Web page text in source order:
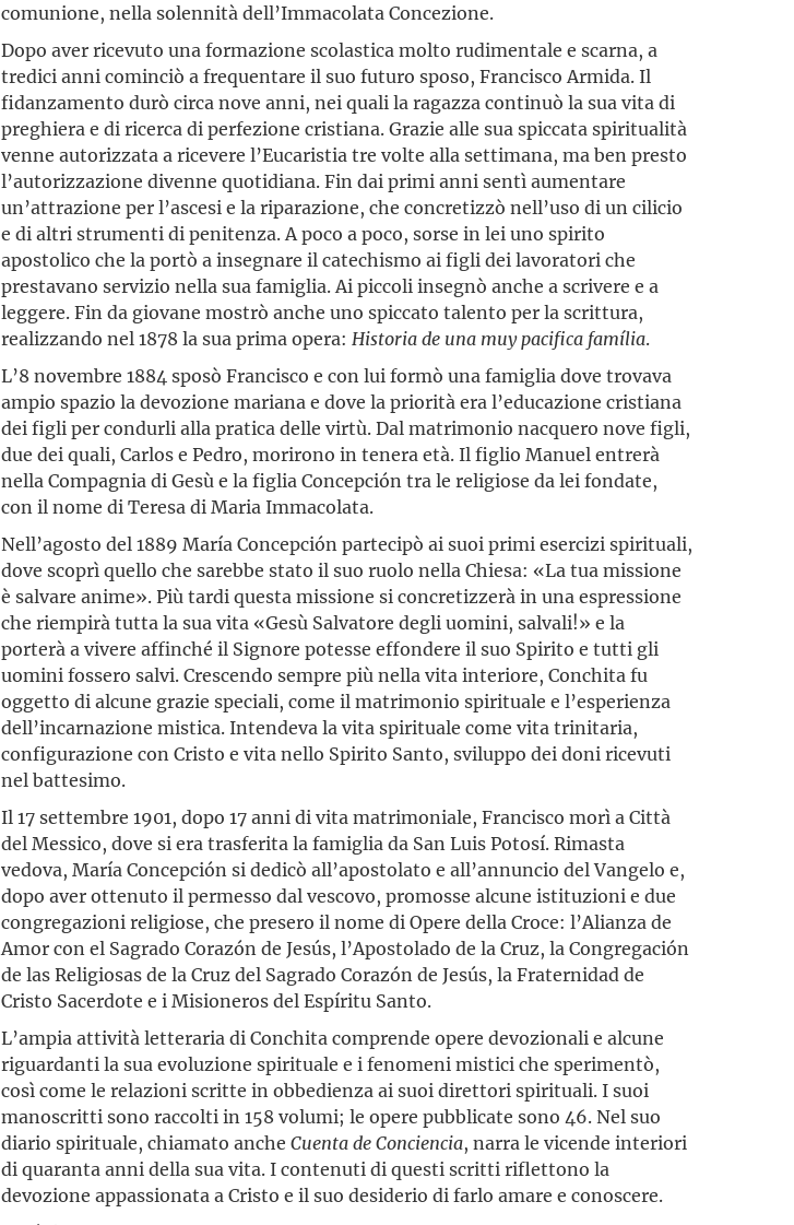
comunione, nella solennità dell’Immacolata Concezione.
Dopo aver ricevuto una formazione scolastica molto rudimentale e scarna, a
tredici anni cominciò a frequentare il suo futuro sposo, Francisco Armida. Il
fidanzamento durò circa nove anni, nei quali la ragazza continuò la sua vita di
preghiera e di ricerca di perfezione cristiana. Grazie alle sua spiccata spiritualità
venne autorizzata a ricevere l’Eucaristia tre volte alla settimana, ma ben presto
l’autorizzazione divenne quotidiana. Fin dai primi anni sentì aumentare
un’attrazione per l’ascesi e la riparazione, che concretizzò nell’uso di un cilicio
e di altri strumenti di penitenza. A poco a poco, sorse in lei uno spirito
apostolico che la portò a insegnare il catechismo ai figli dei lavoratori che
prestavano servizio nella sua famiglia. Ai piccoli insegnò anche a scrivere e a
leggere. Fin da giovane mostrò anche uno spiccato talento per la scrittura,
realizzando nel 1878 la sua prima opera: Historia de una muy pacifica família.
L’8 novembre 1884 sposò Francisco e con lui formò una famiglia dove trovava
ampio spazio la devozione mariana e dove la priorità era l’educazione cristiana
dei figli per condurli alla pratica delle virtù. Dal matrimonio nacquero nove figli,
due dei quali, Carlos e Pedro, morirono in tenera età. Il figlio Manuel entrerà
nella Compagnia di Gesù e la figlia Concepción tra le religiose da lei fondate,
con il nome di Teresa di Maria Immacolata.
Nell’agosto del 1889 María Concepción partecipò ai suoi primi esercizi spirituali,
dove scoprì quello che sarebbe stato il suo ruolo nella Chiesa: «La tua missione
è salvare anime». Più tardi questa missione si concretizzerà in una espressione
che riempirà tutta la sua vita «Gesù Salvatore degli uomini, salvali!» e la
porterà a vivere affinché il Signore potesse effondere il suo Spirito e tutti gli
uomini fossero salvi. Crescendo sempre più nella vita interiore, Conchita fu
oggetto di alcune grazie speciali, come il matrimonio spirituale e l’esperienza
dell’incarnazione mistica. Intendeva la vita spirituale come vita trinitaria,
configurazione con Cristo e vita nello Spirito Santo, sviluppo dei doni ricevuti
nel battesimo.
Il 17 settembre 1901, dopo 17 anni di vita matrimoniale, Francisco morì a Città
del Messico, dove si era trasferita la famiglia da San Luis Potosí. Rimasta
vedova, María Concepción si dedicò all’apostolato e all’annuncio del Vangelo e,
dopo aver ottenuto il permesso dal vescovo, promosse alcune istituzioni e due
congregazioni religiose, che presero il nome di Opere della Croce: l’Alianza de
Amor con el Sagrado Corazón de Jesús, l’Apostolado de la Cruz, la Congregación
de las Religiosas de la Cruz del Sagrado Corazón de Jesús, la Fraternidad de
Cristo Sacerdote e i Misioneros del Espíritu Santo.
L’ampia attività letteraria di Conchita comprende opere devozionali e alcune
riguardanti la sua evoluzione spirituale e i fenomeni mistici che sperimentò,
così come le relazioni scritte in obbedienza ai suoi direttori spirituali. I suoi
manoscritti sono raccolti in 158 volumi; le opere pubblicate sono 46. Nel suo
diario spirituale, chiamato ancheCuenta de Conciencia, narra le vicende interiori
di quaranta anni della sua vita. I contenuti di questi scritti riflettono la
devozione appassionata a Cristo e il suo desiderio di farlo amare e conoscere.